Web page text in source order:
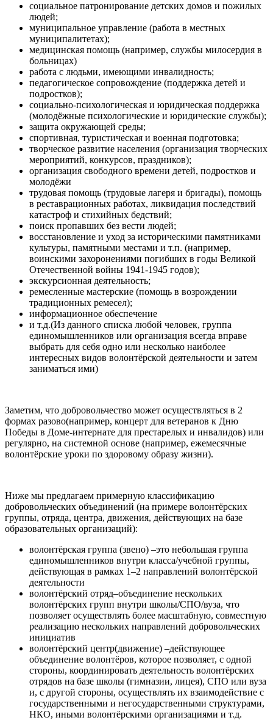
социальное патронирование детских домов и пожилых
людей;
муниципальное управление (работа в местных
муниципалитетах);
медицинская помощь (например, службы милосердия в
больницах)
работа с людьми, имеющими инвалидность;
педагогическое сопровождение (поддержка детей и
подростков);
социально-психологическая и юридическая поддержка
(молодёжные психологические и юридические службы);
защита окружающей среды;
спортивная, туристическая и военная подготовка;
творческое развитие населения (организация творческих
мероприятий, конкурсов, праздников);
организация свободного времени детей, подростков и
молодёжи
трудовая помощь (трудовые лагеря и бригады), помощь
в реставрационных работах, ликвидация последствий
катастроф и стихийных бедствий;
поиск пропавших без вести людей;
восстановление и уход за историческими памятниками
культуры, памятными местами и т.п. (например,
воинскими захоронениями погибших в годы Великой
Отечественной войны 1941-1945 годов);
экскурсионная деятельность;
ремесленные мастерские (помощь в возрождении
традиционных ремесел);
информационное обеспечение
и т.д.(Из данного списка любой человек, группа
единомышленников или организация всегда вправе
выбрать для себя одно или несколько наиболее
интересных видов волонтёрской деятельности и затем
заниматься ими)
Заметим, что добровольчество может осуществляться в 2
формах разово(например, концерт для ветеранов к Дню
Победы в Доме-интернате для престарелых и инвалидов) или
регулярно, на системной основе (например, ежемесячные
волонтёрские уроки по здоровому образу жизни).
Ниже мы предлагаем примерную классификацию
добровольческих объединений (на примере волонтёрских
группы, отряда, центра, движения, действующих на базе
образовательных организаций):
волонтёрская группа (звено) –это небольшая группа
единомышленников внутри класса/учебной группы,
действующая в рамках 1–2 направлений волонтёрской
деятельности
волонтёрский отряд–объединение нескольких
волонтёрских групп внутри школы/СПО/вуза, что
позволяет осуществлять более масштабную, совместную
реализацию нескольких направлений добровольческих
инициатив
волонтёрский центр(движение) –действующее
объединение волонтёров, которое позволяет, с одной
стороны, координировать деятельность волонтёрских
отрядов на базе школы (гимназии, лицея), СПО или вуза
и, с другой стороны, осуществлять их взаимодействие с
государственными и негосударственными структурами,
НКО, иными волонтёрскими организациями и т.д.